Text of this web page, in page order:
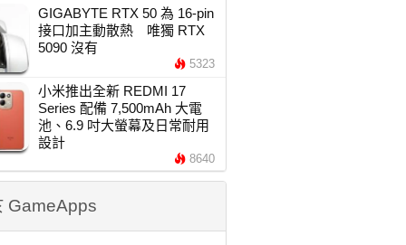
GIGABYTE RTX 50 為 16-pin
接口加主動散熱 唯獨 RTX
5090 沒有
5323
小米推出全新 REDMI 17
Series 配備 7,500mAh 大電
池、6.9 吋大螢幕及日常耐用
設計
8640
GameApps